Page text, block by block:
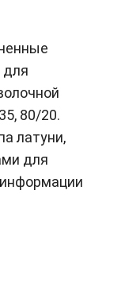
для
80/20.
латуни,
для